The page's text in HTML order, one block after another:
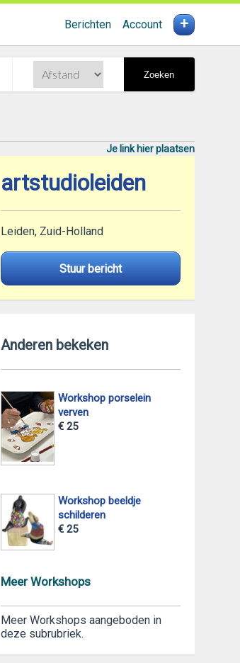
Berichten Account +
Zoeken
Je link hier plaatsen
artstudioleiden
Leiden, Zuid-Holland
Stuur bericht
Anderen bekeken
Workshop porselein
verven
€ 25
Workshop beeldje
schilderen
€ 25
Meer Workshops
Meer Workshops aangeboden in
deze subrubriek.